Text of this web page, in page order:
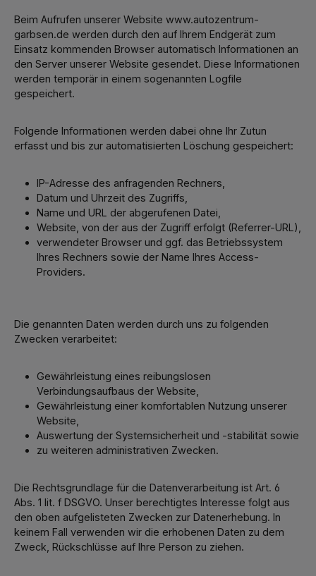
Beim Aufrufen unserer Website www.autozentrum-
garbsen.de werden durch den auf Ihrem Endgerät zum
Einsatz kommenden Browser automatisch Informationen an
den Server unserer Website gesendet. Diese Informationen
werden temporär in einem sogenannten Logfile
gespeichert.
Folgende Informationen werden dabei ohne Ihr Zutun
erfasst und bis zur automatisierten Löschung gespeichert:
IP-Adresse des anfragenden Rechners,
Datum und Uhrzeit des Zugriffs,
Name und URL der abgerufenen Datei,
Website, von der aus der Zugriff erfolgt (Referrer-URL),
verwendeter Browser und ggf. das Betriebssystem
Ihres Rechners sowie der Name Ihres Access-
Providers.
Die genannten Daten werden durch uns zu folgenden
Zwecken verarbeitet:
Gewährleistung eines reibungslosen
Verbindungsaufbaus der Website,
Gewährleistung einer komfortablen Nutzung unserer
Website,
Auswertung der Systemsicherheit und -stabilität sowie
zu weiteren administrativen Zwecken.
Die Rechtsgrundlage für die Datenverarbeitung ist Art. 6
Abs. 1 lit. f DSGVO. Unser berechtigtes Interesse folgt aus
den oben aufgelisteten Zwecken zur Datenerhebung. In
keinem Fall verwenden wir die erhobenen Daten zu dem
Zweck, Rückschlüsse auf Ihre Person zu ziehen.